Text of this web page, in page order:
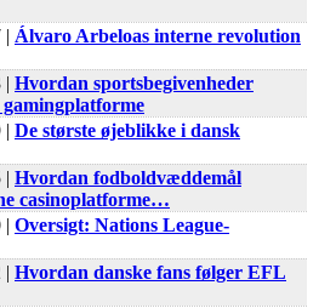
| Álvaro Arbeloas interne revolution
| Hvordan sportsbegivenheder
| De største øjeblikke i dansk
| Hvordan fodboldvæddemål
casinoplatforme…
| Oversigt: Nations League-
| Hvordan danske fans følger EFL